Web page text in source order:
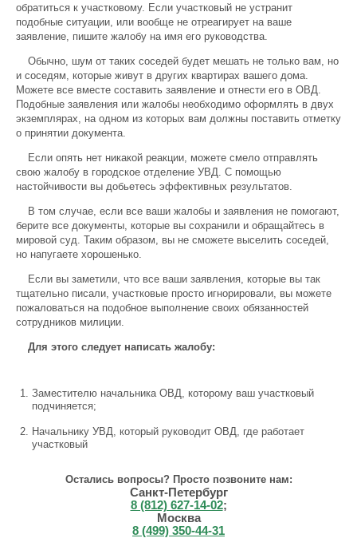
обратиться к участковому. Если участковый не устранит
подобные ситуации, или вообще не отреагирует на ваше
заявление, пишите жалобу на имя его руководства.
Обычно, шум от таких соседей будет мешать не только вам, но
и соседям, которые живут в других квартирах вашего дома.
Можете все вместе составить заявление и отнести его в ОВД.
Подобные заявления или жалобы необходимо оформлять в двух
экземплярах, на одном из которых вам должны поставить отметку
о принятии документа.
Если опять нет никакой реакции, можете смело отправлять
свою жалобу в городское отделение УВД. С помощью
настойчивости вы добьетесь эффективных результатов.
В том случае, если все ваши жалобы и заявления не помогают,
берите все документы, которые вы сохранили и обращайтесь в
мировой суд. Таким образом, вы не сможете выселить соседей,
но напугаете хорошенько.
Если вы заметили, что все ваши заявления, которые вы так
тщательно писали, участковые просто игнорировали, вы можете
пожаловаться на подобное выполнение своих обязанностей
сотрудников милиции.
Для этого следует написать жалобу:
Заместителю начальника ОВД, которому ваш участковый
подчиняется;
Начальнику УВД, который руководит ОВД, где работает
участковый
Остались вопросы? Просто позвоните нам:
Санкт-Петербург
8 (812) 627-14-02;
Москва
8 (499) 350-44-31